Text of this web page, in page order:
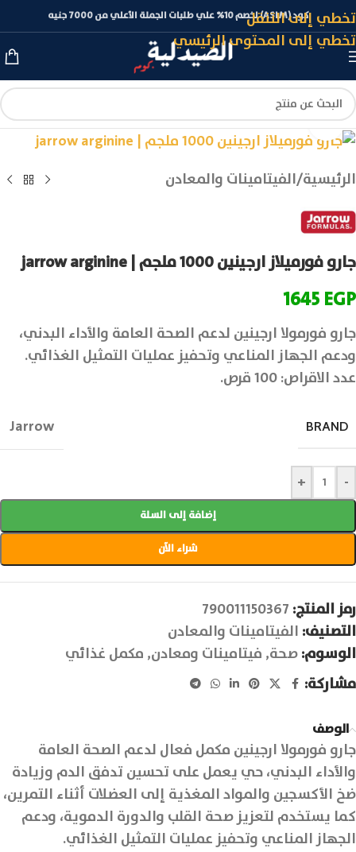
تخطي إلى التنقل
تخطي إلى المحتوى الرئيسي
كود (ASLM) لخصم 10% علي طلبات الجملة الأعلي من 7000 جنيه
انقر للتكبير
الرئيسية/الفيتامينات والمعادن
جارو فورميلاز ارجينين 1000 ملجم | jarrow arginine
1645EGP
جارو فورمولا ارجينين لدعم الصحة العامة والأداء البدني،
ودعم الجهاز المناعي وتحفيز عمليات التمثيل الغذائي.
عدد الاقراص: 100 قرص.
BRAND
Jarrow
-
+
إضافة إلى السلة
شراء الآن
رمز المنتج: 790011150367
التصنيف: الفيتامينات والمعادن
الوسوم:صحة, فيتامينات ومعادن, مكمل غذائي
مشاركة:
الوصف
جارو فورمولا ارجينين مكمل فعال لدعم الصحة العامة
والأداء البدني، حي يعمل على تحسين تدفق الدم وزيادة
ضخ الأكسجين والمواد المغذية إلى العضلات أثناء التمرين،
كما يستخدم لتعزيز صحة القلب والدورة الدموية، ودعم
الجهاز المناعي وتحفيز عمليات التمثيل الغذائي.